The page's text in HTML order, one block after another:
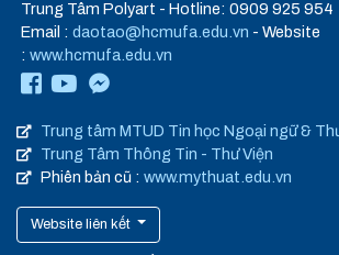
Trung Tâm Polyart - Hotline: 0909 925 954
Email : daotao@hcmufa.edu.vn - Website
: www.hcmufa.edu.vn
Trung tâm MTUD Tin học Ngoại ngữ &
Trung Tâm Thông Tin - Thư Viện
Phiên bản cũ : www.mythuat.edu.vn
Website liên kết